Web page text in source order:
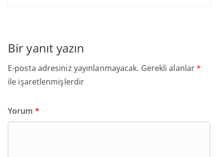
Bir yanıt yazın
E-posta adresiniz yayınlanmayacak. Gerekli alanlar*
ile işaretlenmişlerdir
Yorum *